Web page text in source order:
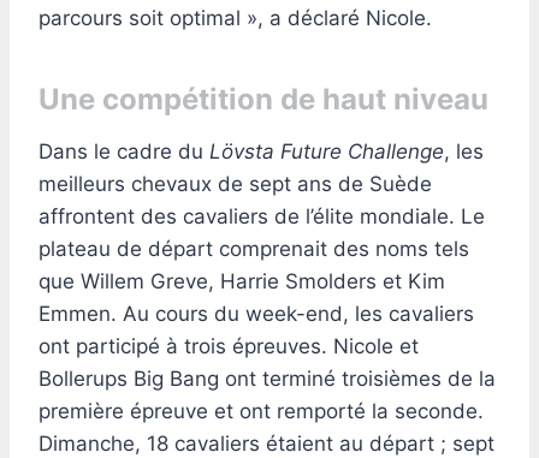
parcours soit optimal », a déclaré Nicole.
Une compétition de haut niveau
Dans le cadre du Lövsta Future Challenge, les
meilleurs chevaux de sept ans de Suède
affrontent des cavaliers de l’élite mondiale. Le
plateau de départ comprenait des noms tels
que Willem Greve, Harrie Smolders et Kim
Emmen. Au cours du week-end, les cavaliers
ont participé à trois épreuves. Nicole et
Bollerups Big Bang ont terminé troisièmes de la
première épreuve et ont remporté la seconde.
Dimanche, 18 cavaliers étaient au départ ; sept